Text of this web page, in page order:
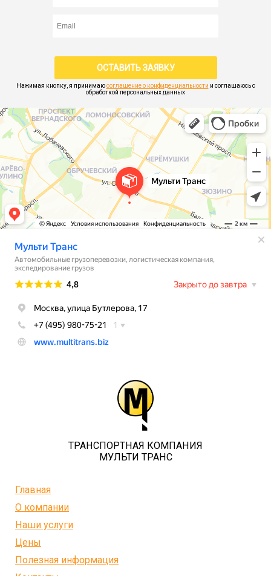
Нажимая кнопку, я принимаюсоглашение о конфиденциальности и соглашаюсь с
обработкой персональных данных
ТРАНСПОРТНАЯ КОМПАНИЯ
МУЛЬТИ ТРАНС
Главная
О компании
Наши услуги
Цены
Полезная информация